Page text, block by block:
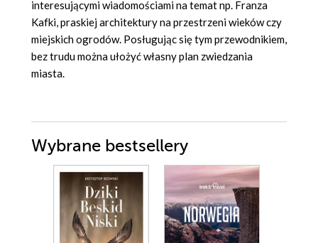
interesującymi wiadomościami na temat np. Franza
Kafki, praskiej architektury na przestrzeni wieków czy
miejskich ogrodów. Posługując się tym przewodnikiem,
bez trudu można ułożyć własny plan zwiedzania
miasta.
Wybrane bestsellery